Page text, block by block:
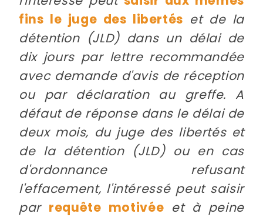
fins le juge des libertés et de la
détention (JLD) dans un délai de
dix jours par lettre recommandée
avec demande d'avis de réception
ou par déclaration au greffe. A
défaut de réponse dans le délai de
deux mois, du juge des libertés et
de la détention (JLD) ou en cas
d'ordonnance refusant
l'effacement, l'intéressé peut saisir
par requête motivée et à peine